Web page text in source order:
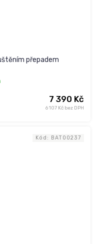
přepadem
6 107 Kč bez DPH
7 390 Kč
Kód: BAT00237